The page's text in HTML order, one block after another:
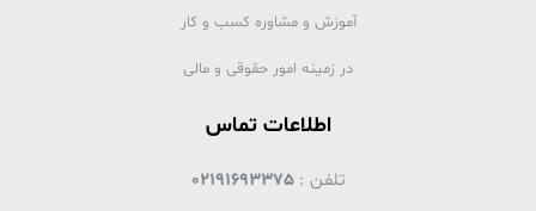
آموزش و مشاوره کسب و کار
در زمینه امور حقوقی و مالی
اطلاعات تماس
تلفن :02191693375